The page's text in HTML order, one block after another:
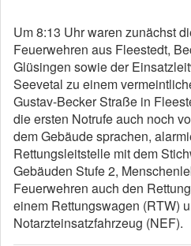
Um 8:13 Uhr waren zunächst
Feuerwehren aus Fleestedt,
Glüsingen sowie der
Seevetal zu einem
Gustav-Becker Straße in
die ersten Notrufe auch noch
dem Gebäude sprachen,
Rettungsleitstelle mit dem
Gebäuden Stufe 2,
Feuerwehren auch den
einem Rettungswagen (RTW)
Notarzteinsatzfahrzeug (NEF).